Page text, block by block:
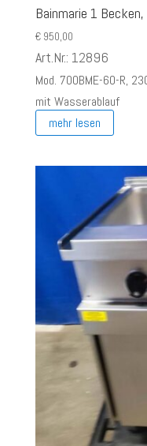
Bainmarie 1
€950,00
Art.Nr.: 12896
Mod. 700BME-60-R,
mit Wasserablauf
mehr lesen